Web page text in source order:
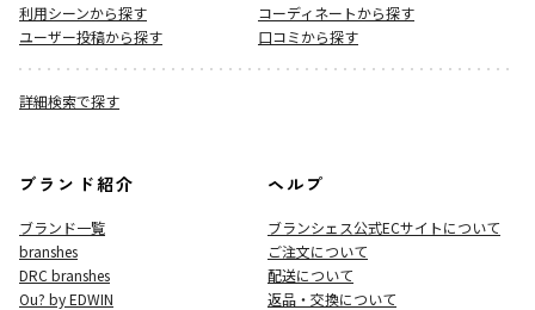
利用シーンから探す
コーディネートから探す
ユーザー投稿から探す
口コミから探す
詳細検索で探す
ブランド紹介
ブランド一覧
branshes
DRC branshes
Ou? by EDWIN
ヘルプ
ブランシェス公式ECサイトについて
ご注文について
配送について
返品・交換について